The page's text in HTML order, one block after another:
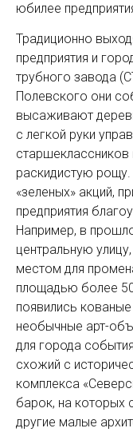
юбилее
Традиционно
предприятия и
трубного завода
Полевского они
высаживают
с легкой руки
старшеклассников
раскидистую
«зеленых» акций,
предприятия
Например, в
центральную
местом для
площадью более
появились
необычные арт-
для города
схожий с
комплекса
барок, на которых
другие малые